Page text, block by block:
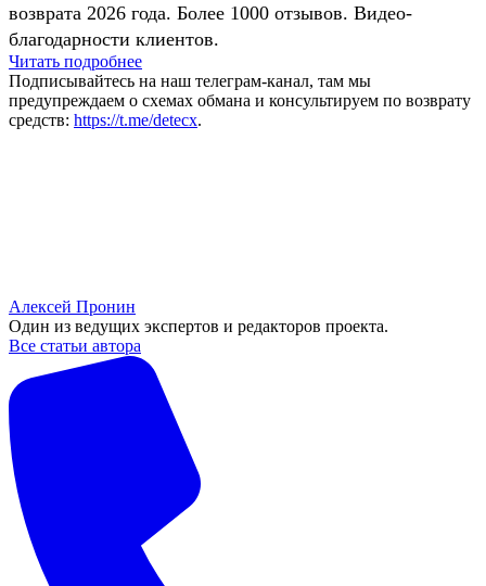
возврата 2026 года. Более 1000 отзывов. Видео-
благодарности клиентов.
Читать подробнее
Подписывайтесь на наш телеграм-канал, там мы
предупреждаем о схемах обмана и консультируем по возврату
средств: https://t.me/detecx.
Алексей Пронин
Один из ведущих экспертов и редакторов проекта.
Все статьи автора